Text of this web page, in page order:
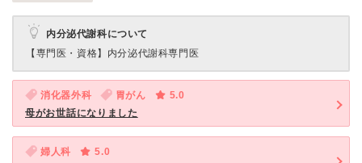
内分泌代謝科について
【専門医・資格】 内分泌代謝科専門医
消化器外科 胃がん
5.0
母がお世話になりました
婦人科
5.0